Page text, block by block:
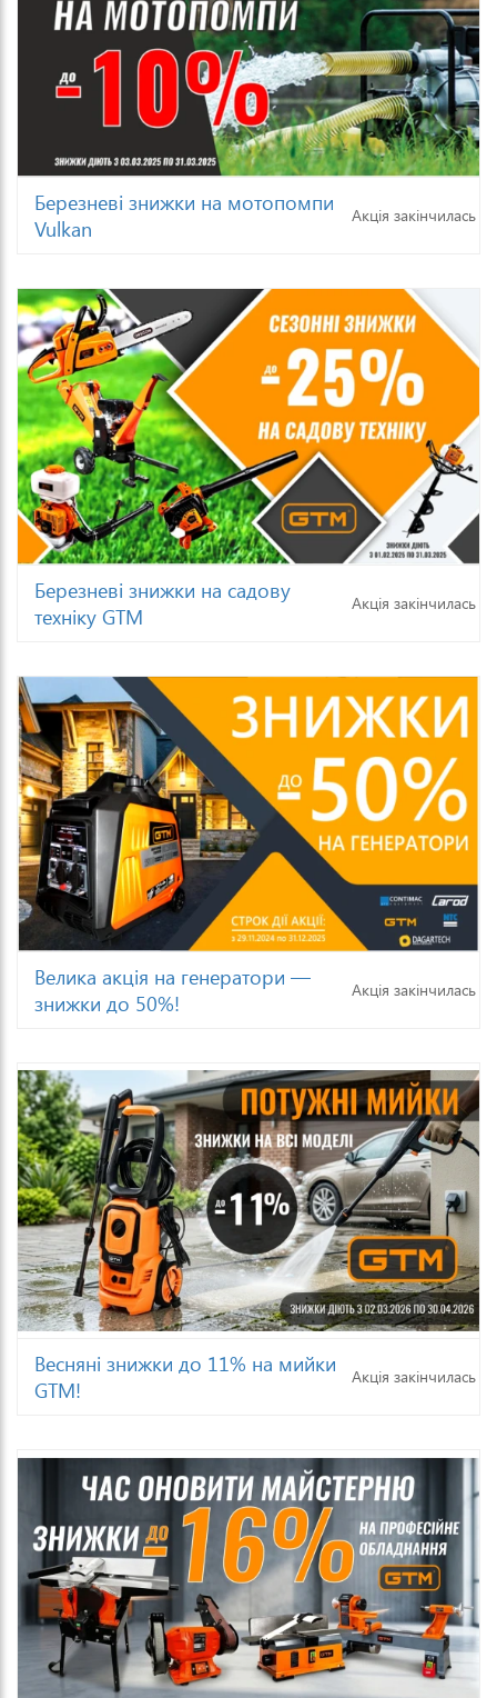
Березневі знижки на мотопомпи
Vulkan
Акція закінчилась
Березневі знижки на садову
техніку GTM
Акція закінчилась
Велика акція на генератори —
знижки до 50%!
Акція закінчилась
Весняні знижки до 11% на мийки
GTM!
Акція закінчилась